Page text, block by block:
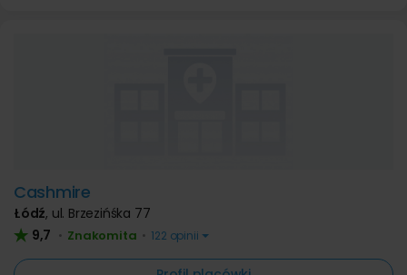
Cashmire
Łódź, ul. Brzezińśka 77
9,7 • Znakomita • 122 opinii